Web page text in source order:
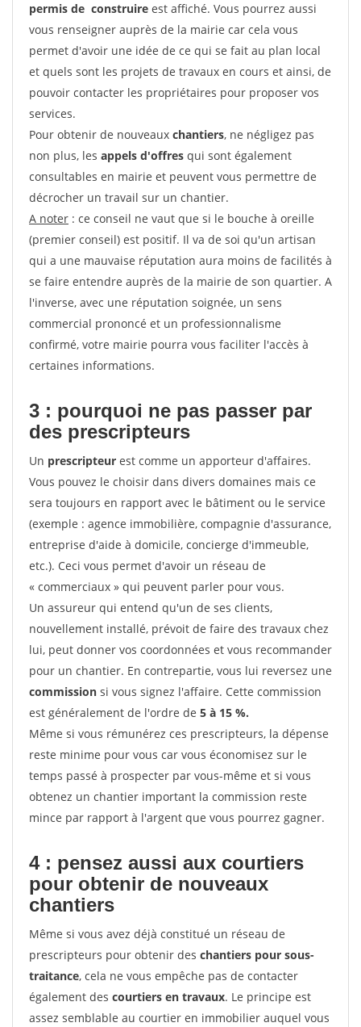
permis de construire est affiché. Vous pourrez aussi
vous renseigner auprès de la mairie car cela vous
permet d'avoir une idée de ce qui se fait au plan local
et quels sont les projets de travaux en cours et ainsi, de
pouvoir contacter les propriétaires pour proposer vos
services.
Pour obtenir de nouveaux chantiers, ne négligez pas
non plus, les appels d'offres qui sont également
consultables en mairie et peuvent vous permettre de
décrocher un travail sur un chantier.
A noter : ce conseil ne vaut que si le bouche à oreille
(premier conseil) est positif. Il va de soi qu'un artisan
qui a une mauvaise réputation aura moins de facilités à
se faire entendre auprès de la mairie de son quartier. A
l'inverse, avec une réputation soignée, un sens
commercial prononcé et un professionnalisme
confirmé, votre mairie pourra vous faciliter l'accès à
certaines informations.
3 : pourquoi ne pas passer par
des prescripteurs
Un prescripteur est comme un apporteur d'affaires.
Vous pouvez le choisir dans divers domaines mais ce
sera toujours en rapport avec le bâtiment ou le service
(exemple : agence immobilière, compagnie d'assurance,
entreprise d'aide à domicile, concierge d'immeuble,
etc.). Ceci vous permet d'avoir un réseau de
« commerciaux » qui peuvent parler pour vous.
Un assureur qui entend qu'un de ses clients,
nouvellement installé, prévoit de faire des travaux chez
lui, peut donner vos coordonnées et vous recommander
pour un chantier. En contrepartie, vous lui reversez une
commission si vous signez l'affaire. Cette commission
est généralement de l'ordre de 5 à 15 %.
Même si vous rémunérez ces prescripteurs, la dépense
reste minime pour vous car vous économisez sur le
temps passé à prospecter par vous-même et si vous
obtenez un chantier important la commission reste
mince par rapport à l'argent que vous pourrez gagner.
4 : pensez aussi aux courtiers
pour obtenir de nouveaux
chantiers
Même si vous avez déjà constitué un réseau de
prescripteurs pour obtenir des chantiers pour sous-
traitance, cela ne vous empêche pas de contacter
également des courtiers en travaux. Le principe est
assez semblable au courtier en immobilier auquel vous